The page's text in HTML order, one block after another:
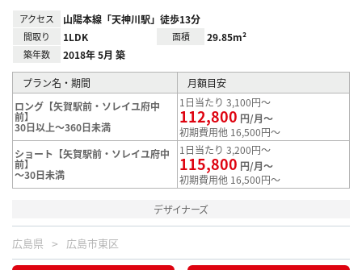
アクセス 山陽本線「天神川駅」徒歩13分
間取り 1LDK 面積 29.85m²
築年数 2018年 5月 築
プラン名・期間
月額目安
ロング【矢賀駅前・ソレイユ府中
前】
30日以上～360日未満
1日当たり 3,100円～
112,800 円/月～
初期費用他 16,500円～
ショート【矢賀駅前・ソレイユ府中
前】
～30日未満
1日当たり 3,200円～
115,800 円/月～
初期費用他 16,500円～
デザイナーズ
広島県 広島市東区